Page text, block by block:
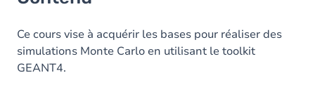
Ce cours vise à acquérir les bases pour réaliser des
simulations Monte Carlo en utilisant le toolkit
GEANT4.